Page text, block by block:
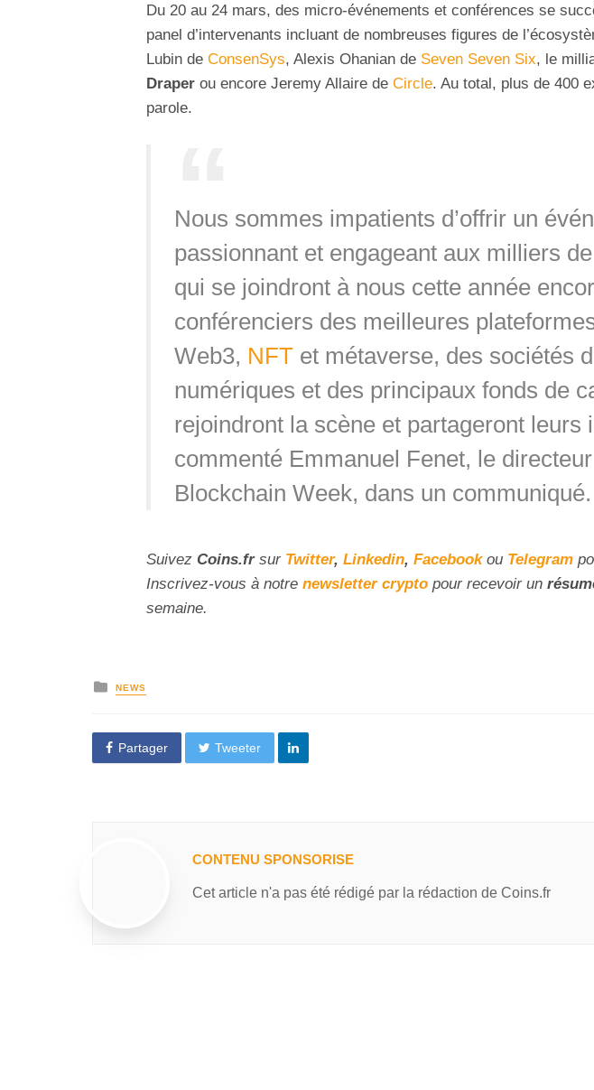
Du 20 au 24 mars, des micro-événements et conférences se
panel d’intervenants incluant de nombreuses figures de
Lubin de ConsenSys, Alexis Ohanian de Seven Seven Six, le
Draper ou encore Jeremy Allaire de Circle. Au total, plus de 400
parole.
Nous sommes impatients d’offrir un
passionnant et engageant aux milliers
qui se joindront à nous cette année
conférenciers des meilleures
Web3, NFTet métaverse, des sociétés
numériques et des principaux fonds de
rejoindront la scène et partageront leurs
commenté ‍Emmanuel Fenet, le
Blockchain Week, dans un communiqué.
Suivez Coins.fr sur Twitter, Linkedin, Facebookou Telegram
Inscrivez-vous à notre newsletter crypto pour recevoir un
semaine.
NEWS
Partager Tweeter
CONTENU SPONSORISE
Cet article n'a pas été rédigé par la rédaction de Coins.fr